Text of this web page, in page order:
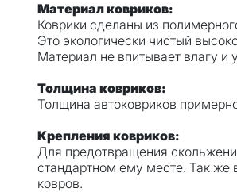
Материал ковриков:
Коврики сделаны из
Это экологически чистый
Материал не впитывает влагу и
Толщина ковриков:
Толщина автоковриков
Крепления ковриков:
Для предотвращения
стандартном ему месте. Так же
ковров.